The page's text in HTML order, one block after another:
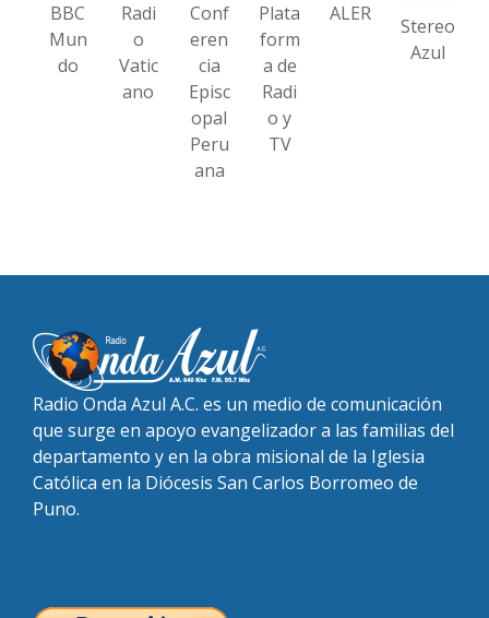
BBC
Mun
do
Radi
o
Vatic
ano
Conf
eren
cia
Episc
opal
Peru
ana
Plata
form
a de
Radi
o y
TV
ALER
Stereo
Azul
Radio Onda Azul A.C. es un medio de comunicación
que surge en apoyo evangelizador a las familias del
departamento y en la obra misional de la Iglesia
Católica en la Diócesis San Carlos Borromeo de
Puno.